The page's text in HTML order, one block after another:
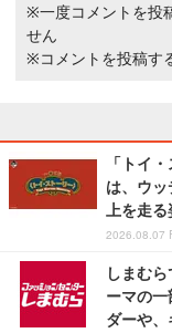
※一度コメントを投
せん
※コメントを投稿す
「トイ
は、ウ
上を走
2026.08.07
しまむ
ーマの
ダーや